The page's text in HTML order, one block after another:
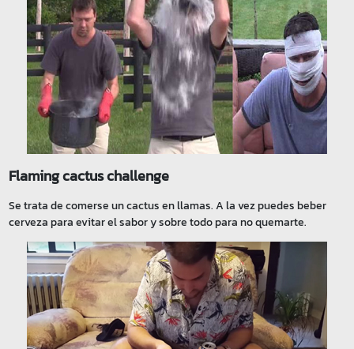
Flaming cactus challenge
Se trata de comerse un cactus en llamas. A la vez puedes beber
cerveza para evitar el sabor y sobre todo para no quemarte.